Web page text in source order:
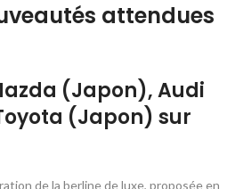
attendues
(Japon), Audi
(Japon) sur
de la berline de luxe, proposée en